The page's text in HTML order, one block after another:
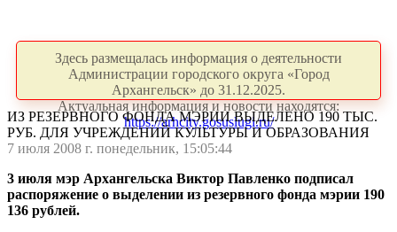
Здесь размещалась информация о деятельности
Администрации городского округа «Город
Архангельск» до 31.12.2025.
Актуальная информация и новости находятся:
https://arhcity.gosuslugi.ru/
ИЗ РЕЗЕРВНОГО ФОНДА МЭРИИ ВЫДЕЛЕНО 190 ТЫС.
РУБ. ДЛЯ УЧРЕЖДЕНИЙ КУЛЬТУРЫ И ОБРАЗОВАНИЯ
7 июля 2008 г. понедельник, 15:05:44
3 июля мэр Архангельска Виктор Павленко подписал
распоряжение о выделении из резервного фонда мэрии 190
136 рублей.